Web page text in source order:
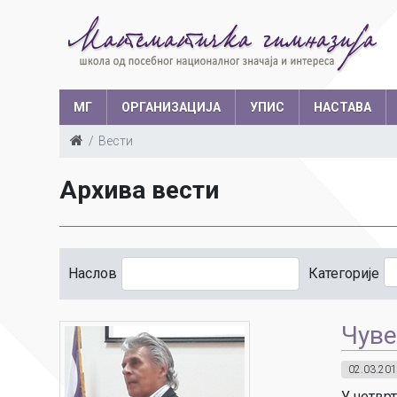
МГ ОРГАНИЗАЦИЈА
Структура запослених
УПИС НАСТАВА
Вести
Архива вести
Наслов Категорије